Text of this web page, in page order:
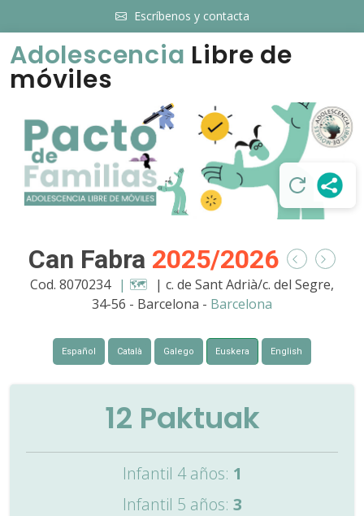
Escríbenos y contacta
Adolescencia Libre de
móviles
Can Fabra 2025/2026
Cod. 8070234 | 🗺️ | c. de Sant Adrià/c. del Segre,
34-56 - Barcelona - Barcelona
Español Català Galego Euskera English
12 Paktuak
Infantil 4 años: 1
Infantil 5 años: 3